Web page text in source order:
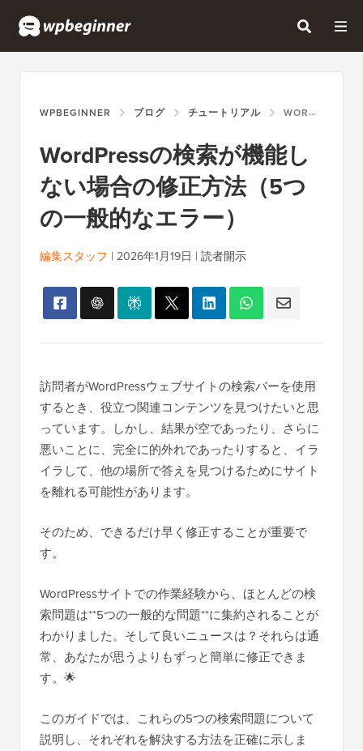
WPBEGINNER ブログ チュートリアル WORDPRESSの検索が機能しない場合の修正方法（5つの一般的なエラー）
WordPressの検索が機能し
ない場合の修正方法（5つ
の一般的なエラー）
編集スタッフ | 2026年1月19日 | 読者開示
訪問者がWordPressウェブサイトの検索バーを使用
するとき、役立つ関連コンテンツを見つけたいと思
っています。しかし、結果が空であったり、さらに
悪いことに、完全に的外れであったりすると、イラ
イラして、他の場所で答えを見つけるためにサイト
を離れる可能性があります。
そのため、できるだけ早く修正することが重要で
す。
WordPressサイトでの作業経験から、ほとんどの検
索問題は**5つの一般的な問題**に集約されることが
わかりました。そして良いニュースは？それらは通
常、あなたが思うよりもずっと簡単に修正できま
す。🌟
このガイドでは、これらの5つの検索問題について
説明し、それぞれを解決する方法を正確に示しま